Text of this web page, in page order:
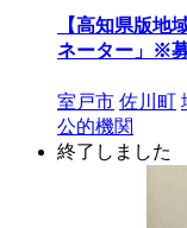
【高知県版地
ネーター」※
室戸市 佐川町
公的機関
終了しました